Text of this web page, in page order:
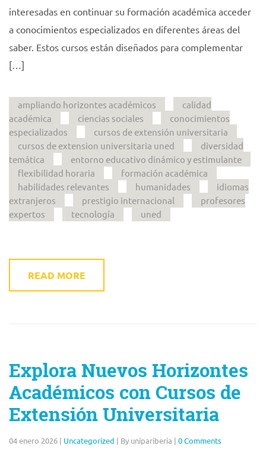
interesadas en continuar su formación académica acceder
a conocimientos especializados en diferentes áreas del
saber. Estos cursos están diseñados para complementar
[…]
ampliando horizontes académicos
calidad
académica
ciencias sociales
conocimientos
especializados
cursos de extensión universitaria
cursos de extension universitaria uned
diversidad
temática
entorno educativo dinámico y estimulante
flexibilidad horaria
formación académica
habilidades relevantes
humanidades
idiomas
extranjeros
prestigio internacional
profesores
expertos
tecnología uned
READ MORE
Explora Nuevos Horizontes
Académicos con Cursos de
Extensión Universitaria
04 enero 2026 | Uncategorized | By unipariberia | 0 Comments